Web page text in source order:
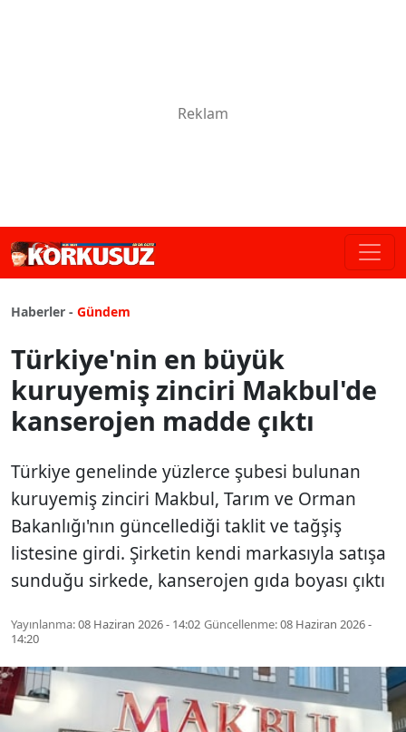
Haberler - Gündem
Türkiye'nin en büyük
kuruyemiş zinciri Makbul'de
kanserojen madde çıktı
Türkiye genelinde yüzlerce şubesi bulunan
kuruyemiş zinciri Makbul, Tarım ve Orman
Bakanlığı'nın güncellediği taklit ve tağşiş
listesine girdi. Şirketin kendi markasıyla satışa
sunduğu sirkede, kanserojen gıda boyası çıktı
Yayınlanma:08 Haziran 2026 - 14:02 Güncellenme:08 Haziran 2026 -
14:20